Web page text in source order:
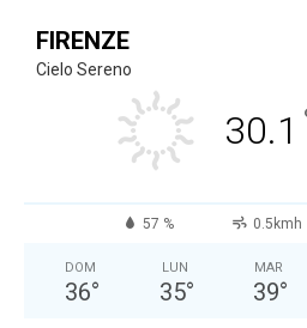
FIRENZE
Cielo Sereno
30.1
57 % 0.5kmh
DOM
36°
LUN
35°
MAR
39°